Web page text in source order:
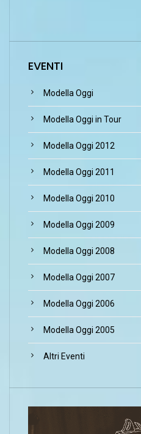
EVENTI
Modella Oggi
Modella Oggi in Tour
Modella Oggi 2012
Modella Oggi 2011
Modella Oggi 2010
Modella Oggi 2009
Modella Oggi 2008
Modella Oggi 2007
Modella Oggi 2006
Modella Oggi 2005
Altri Eventi